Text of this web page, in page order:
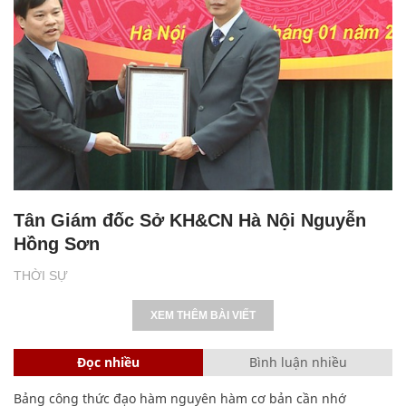
THỜI SỰ
Tân Giám đốc Sở KH&CN Hà Nội Nguyễn
Hồng Sơn
XEM THÊM BÀI VIẾT
Đọc nhiều Bình luận nhiều
Bảng công thức đạo hàm nguyên hàm cơ bản cần nhớ